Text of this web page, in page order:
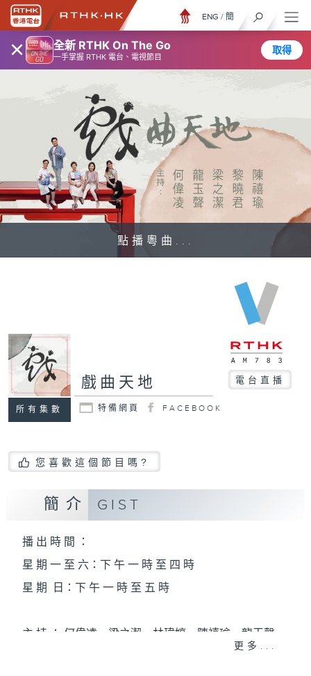
× 全新 RTHK On The Go
一手掌握 RTHK 電台、電視節目
取得
ENG / 簡
點播粵曲...
所有集數
戲曲天地 電台直播
特備網頁 FACEBOOK
您喜歡這個節目嗎?
簡介 GIST
播 出 時 間 ：
星 期 一 至 六：下 午 一 時 至 四 時
星 期 日：下 午 一 時 至 五 時
主 持 ： 何偉凌、梁之潔、林瑋婷、陳禧瑜、龍玉聲、
更多...